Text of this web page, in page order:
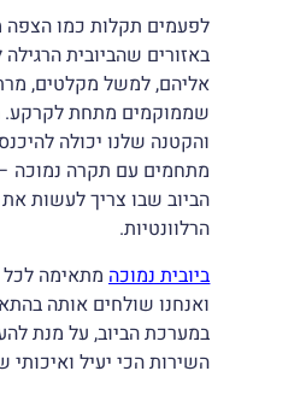
לפעמים תקלות כמו
באזורים שהביובית
אליהם, למשל מקלטים,
שממוקמים מתחת לקרקע.
והקטנה שלנו יכולה
מתחמים עם תקרה נמוכה
הביוב שבו צריך לעשות
הרלוונטיות.
ביובית נמוכה מתאימה לכל
ואנחנו שולחים אותה
במערכת הביוב, על מנת
השירות הכי יעיל ואיכותי